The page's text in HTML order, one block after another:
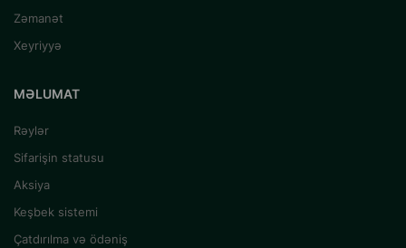
Zəmanət
Xeyriyyə
MƏLUMAT
Rəylər
Sifarişin statusu
Aksiya
Keşbek sistemi
Çatdırılma və ödəniş